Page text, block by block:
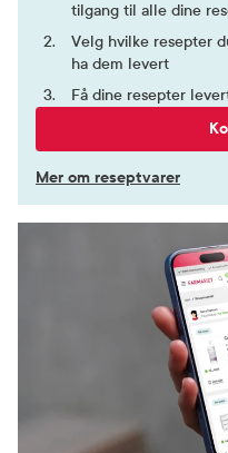
tilgang til alle dine
Velg hvilke resepter
ha dem levert
Få dine resepter
Mer om reseptvarer